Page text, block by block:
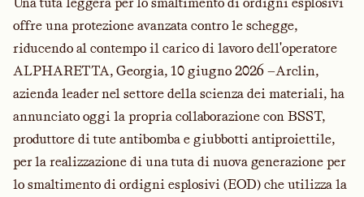
offre una protezione avanzata contro le schegge,
riducendo al contempo il carico di lavoro dell'operatore
ALPHARETTA, Georgia, 10 giugno 2026 —Arclin,
azienda leader nel settore della scienza dei materiali, ha
annunciato oggi la propria collaborazione con BSST,
produttore di tute antibomba e giubbotti antiproiettile,
per la realizzazione di una tuta di nuova generazione per
lo smaltimento di ordigni esplosivi (EOD) che utilizza la